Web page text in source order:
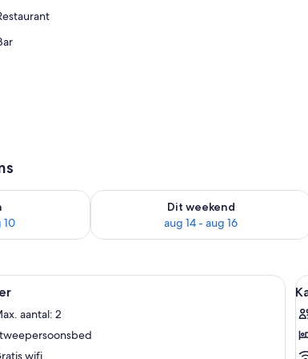
10
voor morgen aug 9 - aug 10
Dit weekend
aug 14 - aug 16
De beschikbaarheid controleren voor
Een hotelkamer met een bed,
aantal: 2
wifi